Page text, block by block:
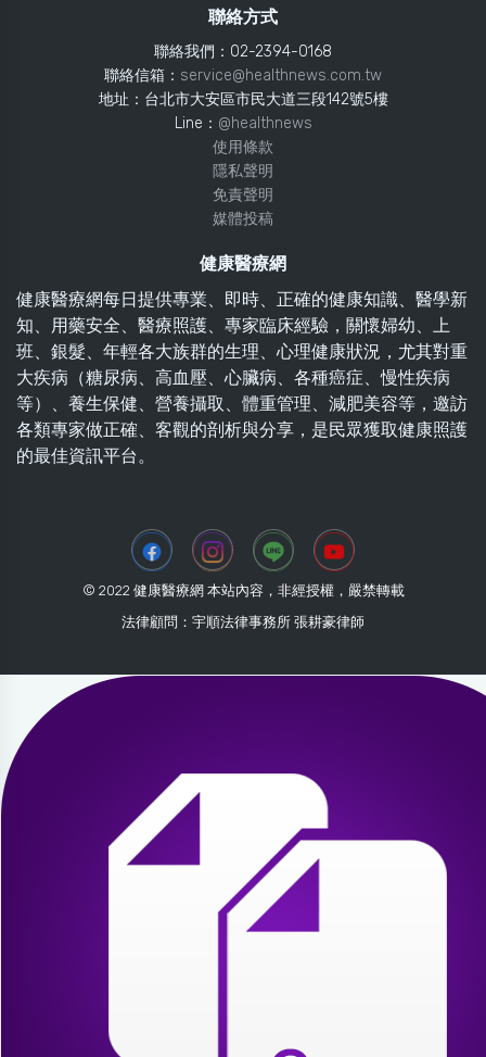
聯絡方式
聯絡我們：02-2394-0168
聯絡信箱： service@healthnews.com.tw
地址：台北市大安區市民大道三段142號5樓
Line： @healthnews
使用條款
隱私聲明
免責聲明
媒體投稿
健康醫療網
健康醫療網每日提供專業、即時、正確的健康知識、醫學新
知、用藥安全、醫療照護、專家臨床經驗，關懷婦幼、上
班、銀髮、年輕各大族群的生理、心理健康狀況，尤其對重
大疾病（糖尿病、高血壓、心臟病、各種癌症、慢性疾病
等）、養生保健、營養攝取、體重管理、減肥美容等，邀訪
各類專家做正確、客觀的剖析與分享，是民眾獲取健康照護
的最佳資訊平台。
© 2022 健康醫療網 本站內容，非經授權，嚴禁轉載
法律顧問：宇順法律事務所 張耕豪律師